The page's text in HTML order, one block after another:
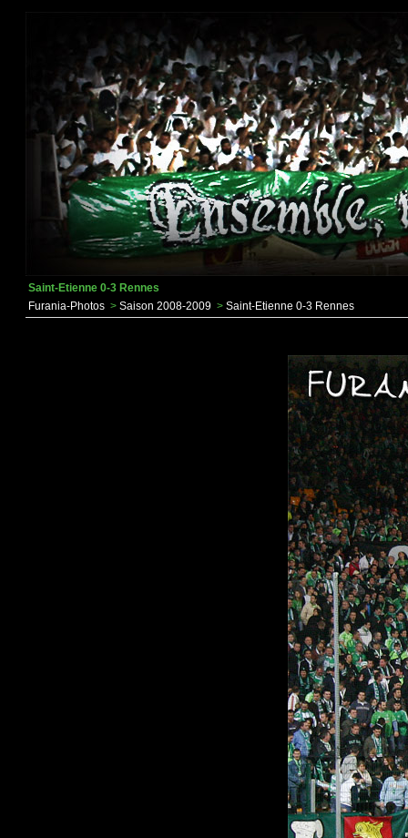
Saint-Etienne 0-3 Rennes
Furania-Photos > Saison 2008-2009 > Saint-Etienne 0-3 Rennes